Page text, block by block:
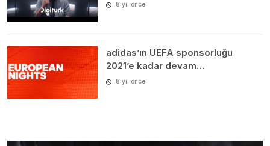
8 yıl önce
adidas’ın UEFA sponsorluğu
2021’e kadar devam…
8 yıl önce